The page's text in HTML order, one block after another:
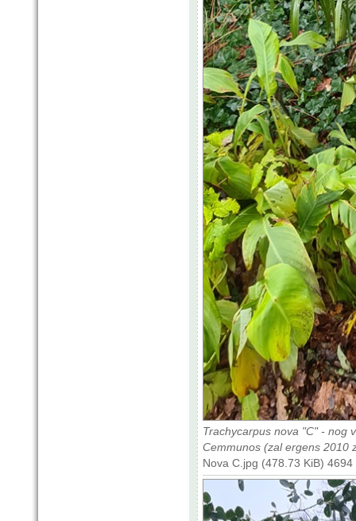
Trachycarpus nova "C" - nog
Cemmunos (zal ergens 2010
Nova C.jpg (478.73 KiB)